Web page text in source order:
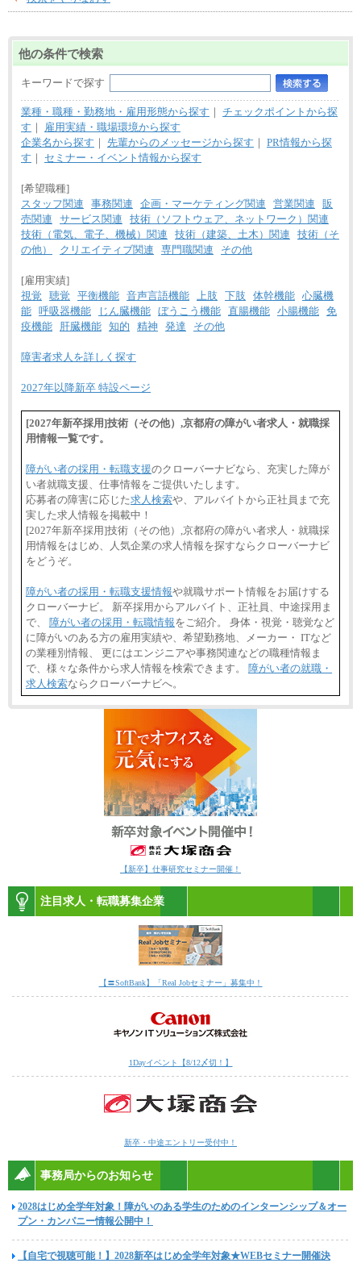
他の条件で検索
キーワードで探す
業種・職種・勤務地・雇用形態から探す ｜ チェックポイントから探
す ｜
雇用実績・職場環境から探す
企業名から探す ｜ 先輩からのメッセージから探す ｜ PR情報から探
す ｜ セミナー・イベント情報から探す
[希望職種]
スタッフ関連
事務関連 企画・マーケティング関連 営業関連
販
売関連
サービス関連
技術（ソフトウェア、ネットワーク）関連
技術（電気、電子、機械）関連
技術（建築、土木）関連
技術（そ
の他）
クリエイティブ関連 専門職関連 その他
[雇用実績]
視覚
聴覚 平衡機能 音声言語機能 上肢 下肢 体幹機能 心臓機
能 呼吸器機能 じん臓機能 ぼうこう機能 直腸機能 小腸機能 免
疫機能
肝臓機能 知的 精神 発達 その他
障害者求人を詳しく探す
2027年以降新卒 特設ページ
[2027年新卒採用]技術（その他）,京都府の障がい者求人・就職採
用情報一覧です。
障がい者の採用・転職支援のクローバーナビなら、充実した障が
い者就職支援、仕事情報をご提供いたします。
応募者の障害に応じた求人検索や、アルバイトから正社員まで充
実した求人情報を掲載中！
[2027年新卒採用]技術（その他）,京都府の障がい者求人・就職採
用情報をはじめ、人気企業の求人情報を探すならクローバーナビ
をどうぞ。
障がい者の採用・転職支援情報や就職サポート情報をお届けする
クローバーナビ。 新卒採用からアルバイト、正社員、中途採用ま
で、 障がい者の採用・転職情報をご紹介。 身体・視覚・聴覚など
に障がいのある方の雇用実績や、希望勤務地、メーカー・ ITなど
の業種別情報、 更にはエンジニアや事務関連などの職種情報ま
で、様々な条件から求人情報を検索できます。 障がい者の就職・
求人検索ならクローバーナビへ。
【新卒】仕事研究セミナー開催！
注目求人・転職募集企業
【〓SoftBank】「Real Jobセミナー」募集中！
1Dayイベント【8/12〆切！】
新卒・中途エントリー受付中！
事務局からのお知らせ
2028はじめ全学年対象！障がいのある学生のためのインターンシップ＆オー
プン・カンパニー情報公開中！
【自宅で視聴可能！】2028新卒はじめ全学年対象★WEBセミナー開催決